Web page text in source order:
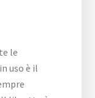
le
uso è il